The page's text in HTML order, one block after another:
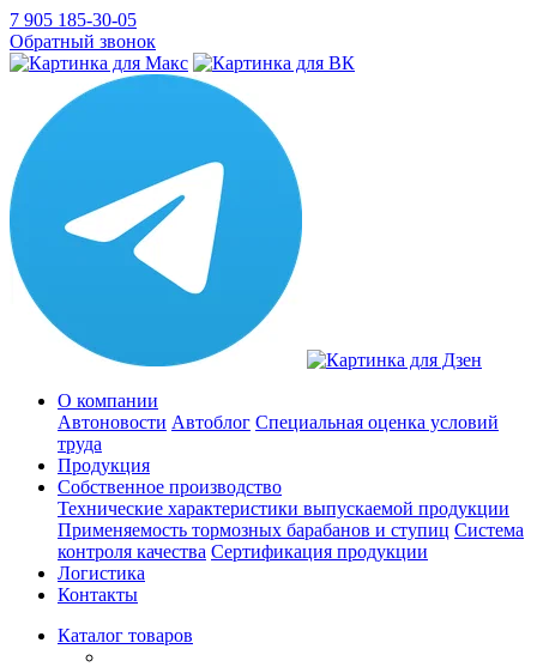
7 905 185-30-05
Обратный звонок
О компании
Автоновости Автоблог Специальная оценка условий
труда
Продукция
Собственное производство
Технические характеристики выпускаемой продукции
Применяемость тормозных барабанов и ступиц Система
контроля качества Сертификация продукции
Логистика
Контакты
Каталог товаров